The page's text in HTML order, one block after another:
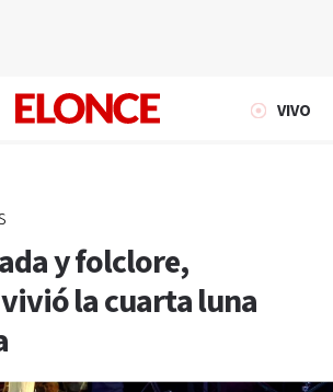
VIVO
y folclore,
la cuarta luna